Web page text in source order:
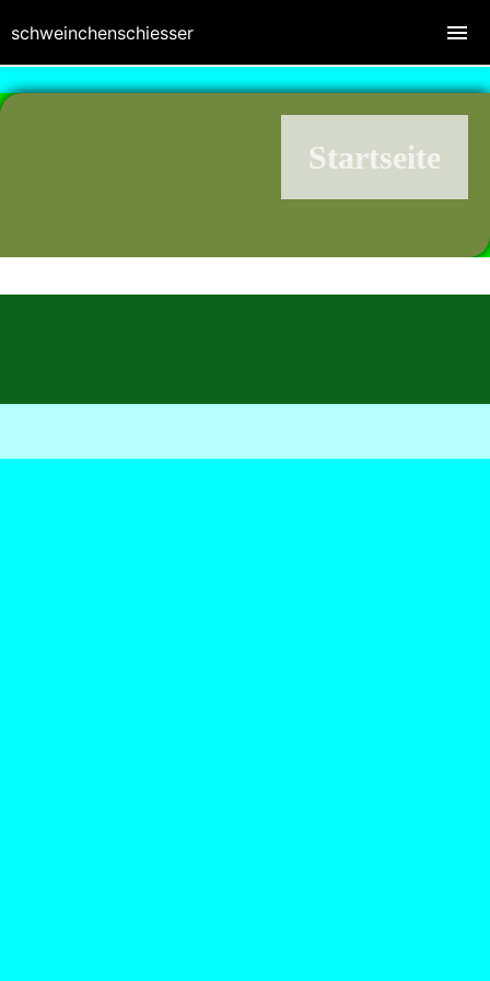
Startseite
schweinchenschiesser